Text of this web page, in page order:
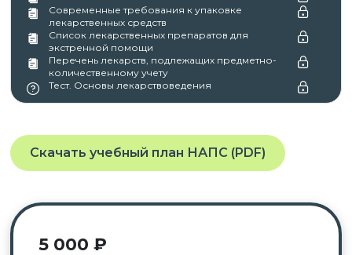
Современные требования к упаковке
лекарственных средств
Список лекарственных препаратов для
экстренной помощи
Перечень лекарств, подлежащих предметно-
количественному учету
Тест. Основы лекарствоведения
Скачать учебный план НАПС (PDF)
5 000 ₽